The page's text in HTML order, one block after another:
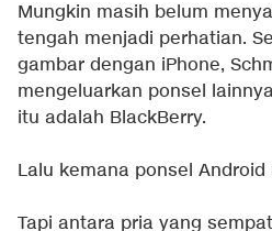
Mungkin masih belum
tengah menjadi perhatian.
gambar dengan iPhone,
mengeluarkan ponsel
itu adalah BlackBerry.
Lalu kemana ponsel Android
Tapi antara pria yang